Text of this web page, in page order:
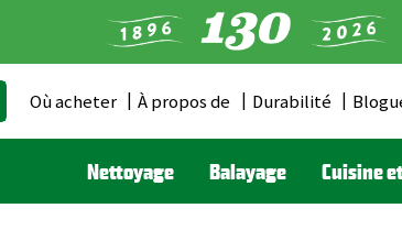
Header
Où acheter À propos de Durabilité
Nettoyage Balayage Cuisine